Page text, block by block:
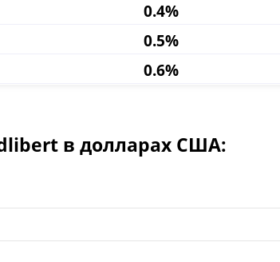
0.4%
0.5%
0.6%
в долларах США: